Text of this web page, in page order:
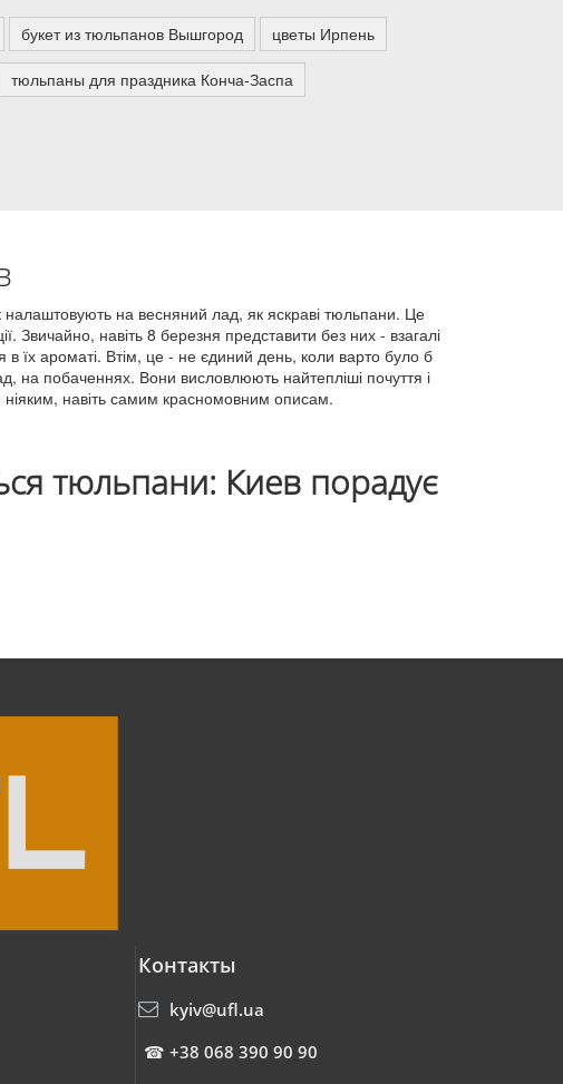
букет из тюльпанов Вышгород цветы Ирпень
тюльпаны для праздника Конча-Заспа
налаштовують на весняний лад, як яскраві тюльпани. Це
Звичайно, навіть 8 березня представити без них - взагалі
їх ароматі. Втім, це - не єдиний день, коли варто було б
на побаченнях. Вони висловлюють найтепліші почуття і
ніяким, навіть самим красномовним описам.
тюльпани: Киев порадує
Контакты
kyiv@ufl.ua
☎ +38 068 390 90 90